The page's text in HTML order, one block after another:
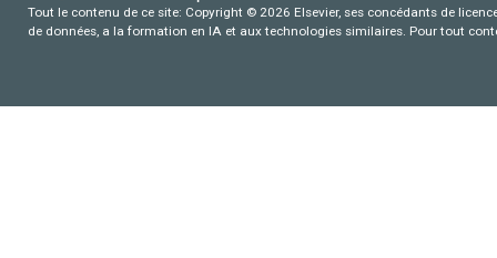
Tout le contenu de ce site: Copyright © 2026 Elsevier, ses concédants de
de données, a la formation en IA et aux technologies similaires. Pour tout